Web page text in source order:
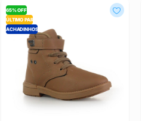
65% OFF
ÚLTIMO PAR
ACHADINHOS